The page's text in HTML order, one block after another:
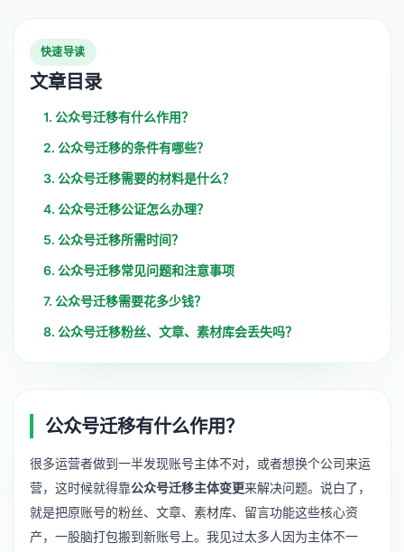
快速导读
文章目录
1. 公众号迁移有什么作用？
2. 公众号迁移的条件有哪些？
3. 公众号迁移需要的材料是什么？
4. 公众号迁移公证怎么办理？
5. 公众号迁移所需时间？
6. 公众号迁移常见问题和注意事项
7. 公众号迁移需要花多少钱？
8. 公众号迁移粉丝、文章、素材库会丢失吗？
公众号迁移有什么作用？
很多运营者做到一半发现账号主体不对，或者想换个公司来运
营，这时候就得靠公众号迁移主体变更来解决问题。说白了，
就是把原账号的粉丝、文章、素材库、留言功能这些核心资
产，一股脑打包搬到新账号上。我见过太多人因为主体不一